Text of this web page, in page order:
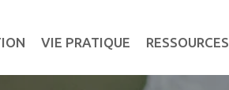
VIE PRATIQUE RESSOURCES